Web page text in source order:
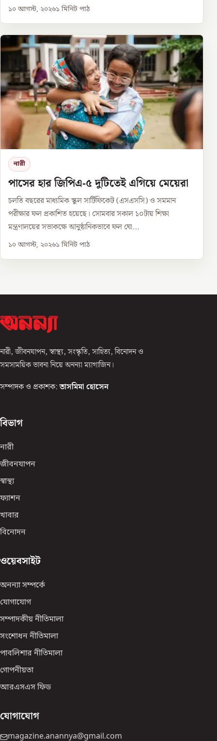
১০ আগস্ট, ২০২৬১ মিনিট পাঠ
নারী
পাসের হার জিপিএ-৫ দুটিতেই এগিয়ে মেয়েরা
চলতি বছরের মাধ্যমিক স্কুল সার্টিফিকেট (এসএসসি) ও সমমান
পরীক্ষার ফল প্রকাশিত হয়েছে। সোমবার সকাল ১০টায় শিক্ষা
মন্ত্রণালয়ের সভাকক্ষে আনুষ্ঠানিকভাবে ফল ঘো...
১০ আগস্ট, ২০২৬১ মিনিট পাঠ
নারী, জীবনযাপন, স্বাস্থ্য, সংস্কৃতি, সাহিত্য, বিনোদন ও
সমসাময়িক ভাবনা নিয়ে অনন্যা ম্যাগাজিন।
সম্পাদক ও প্রকাশক: তাসমিমা হোসেন
বিভাগ
নারী
জীবনযাপন
স্বাস্থ্য
ফ্যাশন
খাবার
বিনোদন
ওয়েবসাইট
অনন্যা সম্পর্কে
যোগাযোগ
সম্পাদকীয় নীতিমালা
সংশোধন নীতিমালা
পাবলিশার নীতিমালা
গোপনীয়তা
আরএসএস ফিড
যোগাযোগ
magazine.anannya@gmail.com